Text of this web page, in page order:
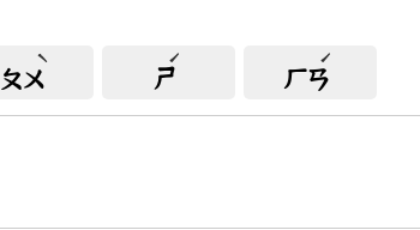
ㄆㄨ ㄕ ㄏㄢ